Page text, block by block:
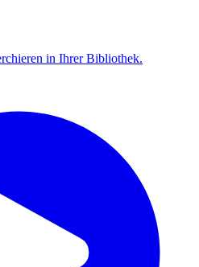
in Ihrer Bibliothek.